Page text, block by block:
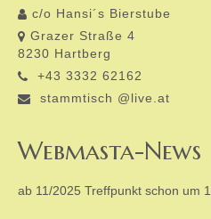
c/o Hansi´s Bierstube
Grazer Straße 4
8230 Hartberg
+43 3332 62162
stammtisch @live.at
Webmasta-News
ab 11/2025 Treffpunkt schon um